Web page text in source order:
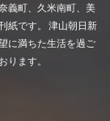
義町、久米南町、美
紙です。 津山朝日新
に満ちた生活を過ご
ります。